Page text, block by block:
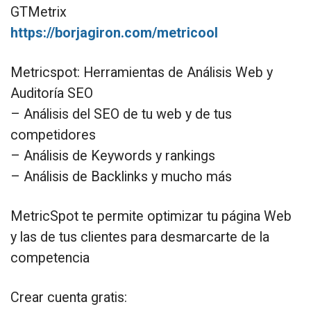
GTMetrix
https://borjagiron.com/metricool
Metricspot: Herramientas de Análisis Web y
Auditoría SEO
– Análisis del SEO de tu web y de tus
competidores
– Análisis de Keywords y rankings
– Análisis de Backlinks y mucho más
MetricSpot te permite optimizar tu página Web
y las de tus clientes para desmarcarte de la
competencia
Crear cuenta gratis: